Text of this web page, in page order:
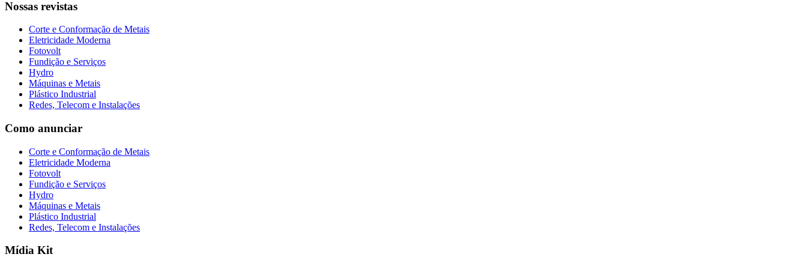
Nossas revistas
Corte e Conformação de Metais
Eletricidade Moderna
Fotovolt
Fundição e Serviços
Hydro
Máquinas e Metais
Plástico Industrial
Redes, Telecom e Instalações
Como anunciar
Corte e Conformação de Metais
Eletricidade Moderna
Fotovolt
Fundição e Serviços
Hydro
Máquinas e Metais
Plástico Industrial
Redes, Telecom e Instalações
Mídia Kit